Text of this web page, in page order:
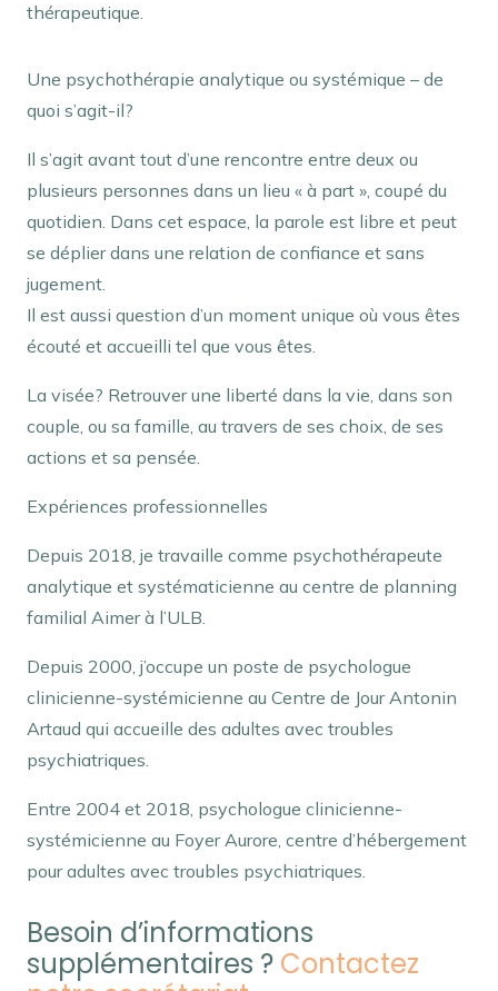
thérapeutique.
Une psychothérapie analytique ou systémique – de
quoi s’agit-il?
Il s’agit avant tout d’une rencontre entre deux ou
plusieurs personnes dans un lieu « à part », coupé du
quotidien. Dans cet espace, la parole est libre et peut
se déplier dans une relation de confiance et sans
jugement.
Il est aussi question d’un moment unique où vous êtes
écouté et accueilli tel que vous êtes.
La visée? Retrouver une liberté dans la vie, dans son
couple, ou sa famille, au travers de ses choix, de ses
actions et sa pensée.
Expériences professionnelles
Depuis 2018, je travaille comme psychothérapeute
analytique et systématicienne au centre de planning
familial Aimer à l’ULB.
Depuis 2000, j’occupe un poste de psychologue
clinicienne-systémicienne au Centre de Jour Antonin
Artaud qui accueille des adultes avec troubles
psychiatriques.
Entre 2004 et 2018, psychologue clinicienne-
systémicienne au Foyer Aurore, centre d’hébergement
pour adultes avec troubles psychiatriques.
Besoin d’informations
supplémentaires ? Contactez